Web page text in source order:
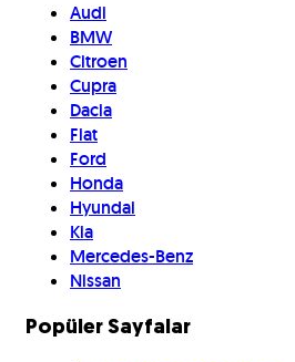
Audi
BMW
Citroen
Cupra
Dacia
Fiat
Ford
Honda
Hyundai
Kia
Mercedes-Benz
Nissan
Popüler Sayfalar